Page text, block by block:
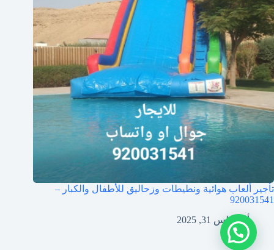
تأجير ألعاب هوائية ونطيطات وزحاليق للأطفال والكبار –
920031541
أغسطس 31, 2025